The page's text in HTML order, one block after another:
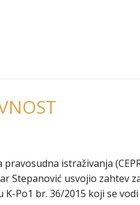
pravosudna istraživanja
Stepanović usvojio zahtev
K-Po1 br. 36/2015 koji se